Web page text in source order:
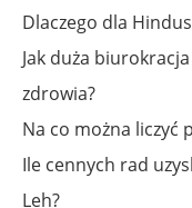
Dlaczego dla
Jak duża
zdrowia?
Na co można liczyć
Ile cennych rad
Leh?